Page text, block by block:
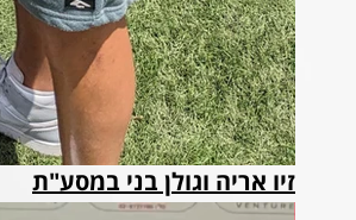
זיו אריה וגולן בני במסע"ת